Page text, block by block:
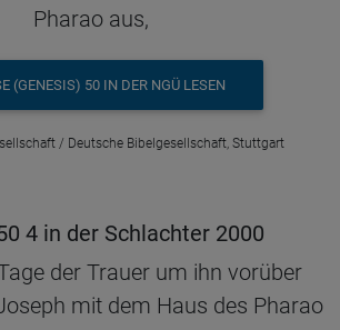
Pharao aus,
(GENESIS) 50 IN DER NGÜ LESEN
/ Deutsche Bibelgesellschaft, Stuttgart
4 in der Schlachter 2000
der Trauer um ihn vorüber
mit dem Haus des Pharao